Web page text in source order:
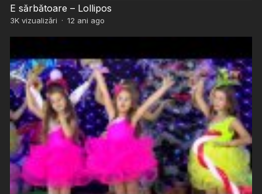
E sărbătoare – Lollipos
3Kvizualizări · 12 ani ago